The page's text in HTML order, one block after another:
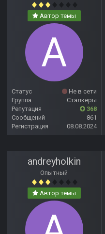
Автор темы
Статус
Не в сети
Группа
Сталкеры
Репутация
368
Сообщений
861
Регистрация
08.08.2024
andreyholkin
Опытный
Автор темы